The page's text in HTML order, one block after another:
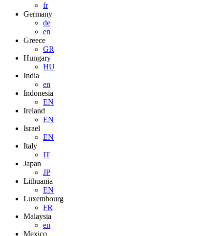
fr
Germany
de
en
Greece
GR
Hungary
HU
India
en
Indonesia
EN
Ireland
EN
Israel
EN
Italy
IT
Japan
JP
Lithuania
EN
Luxembourg
FR
Malaysia
en
Mexico